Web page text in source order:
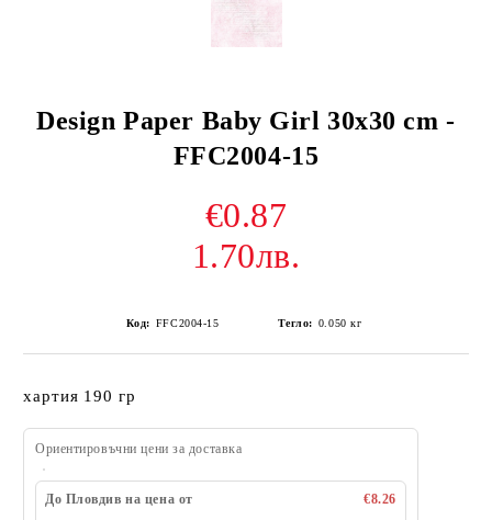
Design Paper Baby Girl 30x30 cm -
FFC2004-15
€0.87
1.70лв.
Код: FFC2004-15 Тегло: 0.050 кг
хартия 190 гр
Ориентировъчни цени за доставка
До Пловдив на цена от
€8.26